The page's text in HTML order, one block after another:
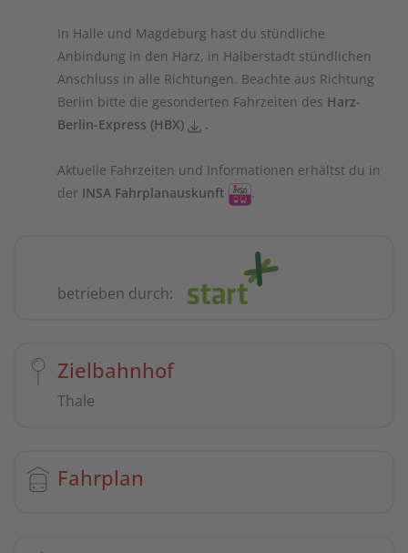
In Halle und Magdeburg hast du stündliche
Anbindung in den Harz, in Halberstadt stündlichen
Anschluss in alle Richtungen. Beachte aus Richtung
Berlin bitte die gesonderten Fahrzeiten des Harz-
Berlin-Express (HBX)
.
Aktuelle Fahrzeiten und Informationen erhältst du in
der INSA Fahrplanauskunft .
betrieben durch:
Zielbahnhof
Thale
Fahrplan